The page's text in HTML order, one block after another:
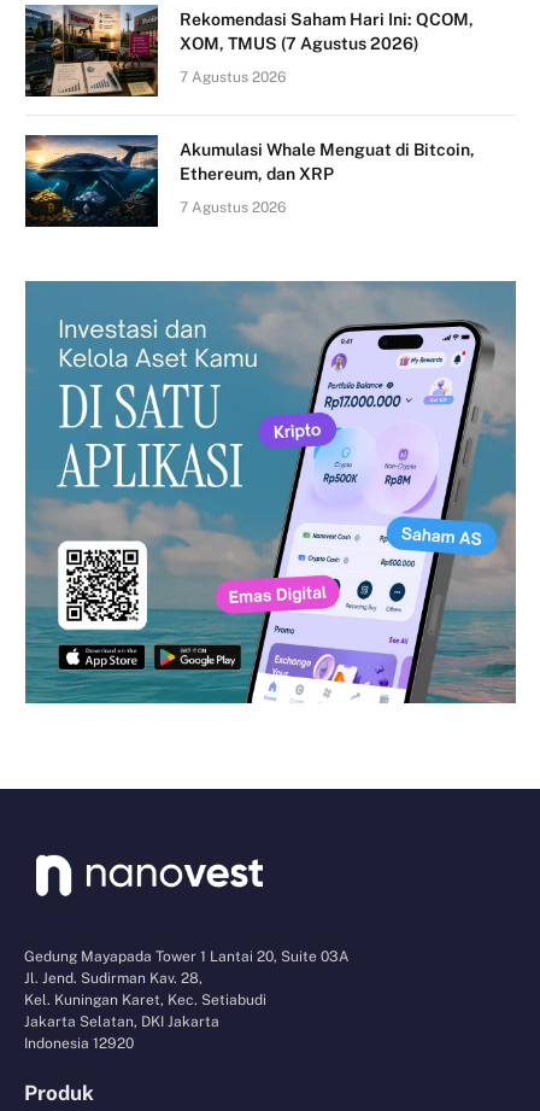
Rekomendasi Saham Hari Ini: QCOM,
XOM, TMUS (7 Agustus 2026)
7 Agustus 2026
Akumulasi Whale Menguat di Bitcoin,
Ethereum, dan XRP
7 Agustus 2026
Gedung Mayapada Tower 1 Lantai 20, Suite 03A
Jl. Jend. Sudirman Kav. 28,
Kel. Kuningan Karet, Kec. Setiabudi
Jakarta Selatan, DKI Jakarta
Indonesia 12920
Produk